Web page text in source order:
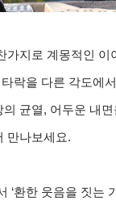
가지로 계몽적인 이
락을 다른 각도에
의 균열, 어두운 내
만나보세요.
‘환한 웃음을 짓는